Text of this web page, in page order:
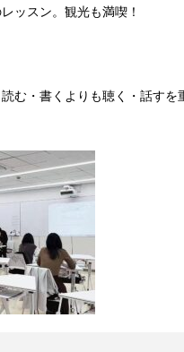
ッスン。観光も満喫！
む・書くよりも聴く・話すを